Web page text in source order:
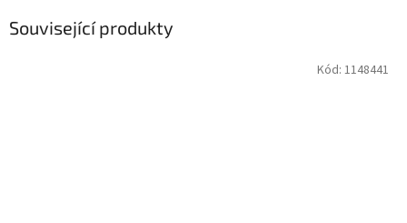
Související produkty
Kód: 1148441